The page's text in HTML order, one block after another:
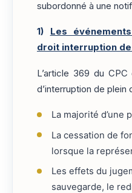
subordonné à une
1)
Les
droit interruption de
L’article 369 du
d’interruption de plein
La majorité d’une
La cessation de
lorsque la
Les effets du
sauvegarde, le